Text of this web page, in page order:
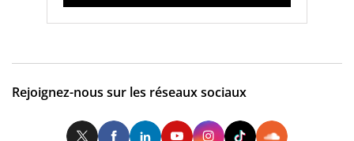
Rejoignez-nous sur les réseaux sociaux
TwitterFacebookLinkedInYoutubeInstagram